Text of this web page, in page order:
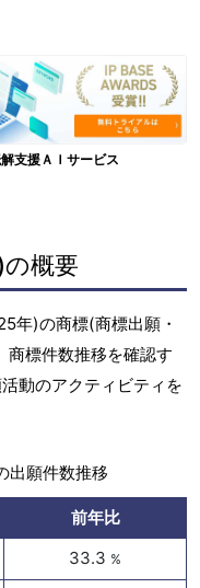
支援ＡＩサービス
概要
年)の商標(商標出願・
商標件数推移を確認す
動のアクティビティを
出願件数推移
前年比
33.3 %